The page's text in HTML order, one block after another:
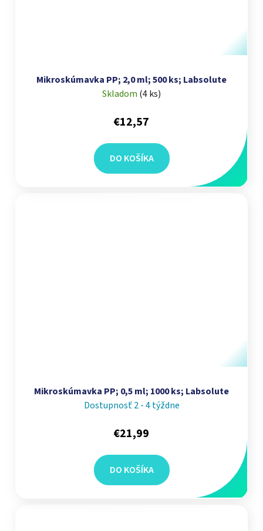
Mikroskúmavka PP; 2,0 ml; 500 ks; Labsolute
Skladom (4 ks)
€12,57
DO KOŠÍKA
Mikroskúmavka PP; 0,5 ml; 1000 ks; Labsolute
Dostupnosť 2 - 4 týždne
€21,99
DO KOŠÍKA